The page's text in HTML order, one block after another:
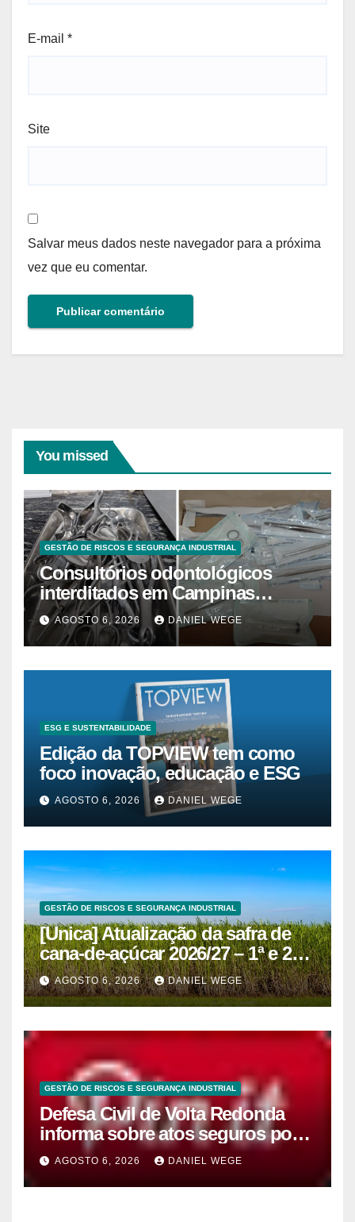
E-mail *
Site
Salvar meus dados neste navegador para a próxima
vez que eu comentar.
You missed
GESTÃO DE RISCOS E SEGURANÇA INDUSTRIAL
Consultórios odontológicos
interditados em Campinas
superam 2025
AGOSTO 6, 2026 DANIEL WEGE
ESG E SUSTENTABILIDADE
Edição da TOPVIEW tem como
foco inovação, educação e ESG
AGOSTO 6, 2026 DANIEL WEGE
GESTÃO DE RISCOS E SEGURANÇA INDUSTRIAL
[Unica] Atualização da safra de
cana-de-açúcar 2026/27 – 1ª e 2ª
quinzenas de junho
AGOSTO 6, 2026 DANIEL WEGE
GESTÃO DE RISCOS E SEGURANÇA INDUSTRIAL
Defesa Civil de Volta Redonda
informa sobre atos seguros por
conta de efeitos meteorológicos
AGOSTO 6, 2026 DANIEL WEGE